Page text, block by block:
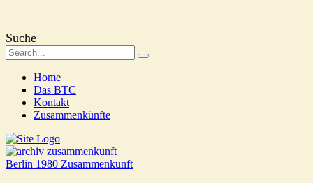
Suche
Home
Das BTC
Kontakt
Zusammenkünfte
Berlin 1980 Zusammenkunft